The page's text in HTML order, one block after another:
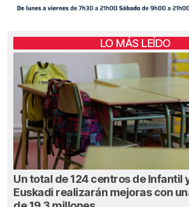
LO MÁS LEÍDO
Un total de 124 centros de Infantil
Euskadi realizarán mejoras con